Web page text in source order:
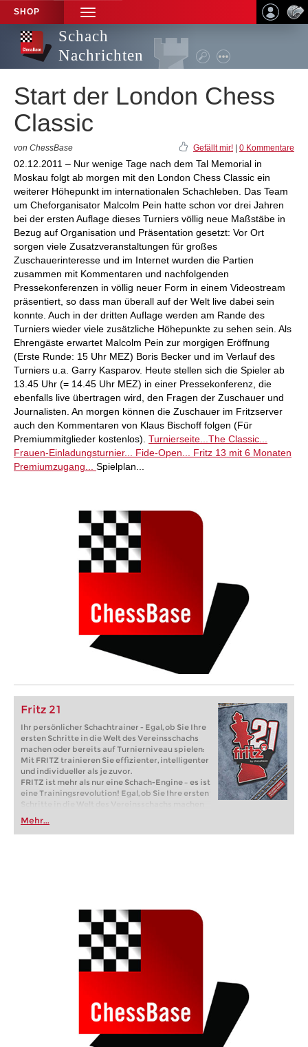
SHOP
TOGGLE
NAVIGATION
Schach
Nachrichten
Start der London Chess
Classic
von ChessBase Gefällt mir! 0 Kommentare
02.12.2011 – Nur wenige Tage nach dem Tal Memorial in
Moskau folgt ab morgen mit den London Chess Classic ein
weiterer Höhepunkt im internationalen Schachleben. Das Team
um Cheforganisator Malcolm Pein hatte schon vor drei Jahren
bei der ersten Auflage dieses Turniers völlig neue Maßstäbe in
Bezug auf Organisation und Präsentation gesetzt: Vor Ort
sorgen viele Zusatzveranstaltungen für großes
Zuschauerinteresse und im Internet wurden die Partien
zusammen mit Kommentaren und nachfolgenden
Pressekonferenzen in völlig neuer Form in einem Videostream
präsentiert, so dass man überall auf der Welt live dabei sein
konnte. Auch in der dritten Auflage werden am Rande des
Turniers wieder viele zusätzliche Höhepunkte zu sehen sein. Als
Ehrengäste erwartet Malcolm Pein zur morgigen Eröffnung
(Erste Runde: 15 Uhr MEZ) Boris Becker und im Verlauf des
Turniers u.a. Garry Kasparov. Heute stellen sich die Spieler ab
13.45 Uhr (= 14.45 Uhr MEZ) in einer Pressekonferenz, die
ebenfalls live übertragen wird, den Fragen der Zuschauer und
Journalisten. An morgen können die Zuschauer im Fritzserver
auch den Kommentaren von Klaus Bischoff folgen (Für
Premiummitglieder kostenlos). Turnierseite... The Classic...
Frauen-Einladungsturnier...
Fide-Open...
Fritz 13 mit 6 Monaten
Premiumzugang... Spielplan...
Fritz 21
Ihr persönlicher Schachtrainer - Egal, ob Sie Ihre
ersten Schritte in die Welt des Vereinsschachs
machen oder bereits auf Turnierniveau spielen:
Mit FRITZ trainieren Sie effizienter, intelligenter
und individueller als je zuvor.
FRITZ ist mehr als nur eine Schach-Engine – es ist
eine Trainingsrevolution! Egal, ob Sie Ihre ersten
Schritte in die Welt des Vereinsschachs machen
oder bereits auf Turnierniveau spielen: Mit
FRITZ trainieren Sie effizienter, intelligenter und
individueller als je zuvor.
Mehr...